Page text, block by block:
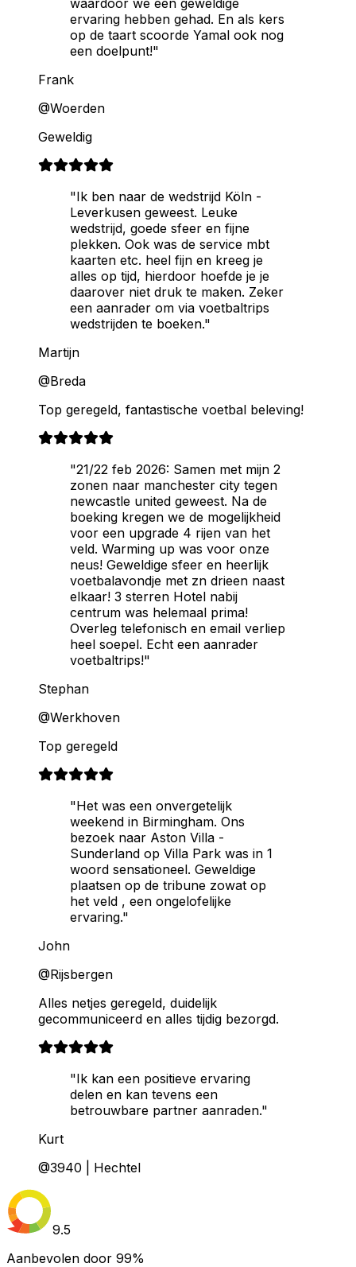
waardoor we een geweldige
ervaring hebben gehad. En als kers
op de taart scoorde Yamal ook nog
een doelpunt!"
Frank
@Woerden
Geweldig
"Ik ben naar de wedstrijd Köln -
Leverkusen geweest. Leuke
wedstrijd, goede sfeer en fijne
plekken. Ook was de service mbt
kaarten etc. heel fijn en kreeg je
alles op tijd, hierdoor hoefde je je
daarover niet druk te maken. Zeker
een aanrader om via voetbaltrips
wedstrijden te boeken."
Martijn
@Breda
Top geregeld, fantastische voetbal beleving!
"21/22 feb 2026: Samen met mijn 2
zonen naar manchester city tegen
newcastle united geweest. Na de
boeking kregen we de mogelijkheid
voor een upgrade 4 rijen van het
veld. Warming up was voor onze
neus! Geweldige sfeer en heerlijk
voetbalavondje met zn drieen naast
elkaar! 3 sterren Hotel nabij
centrum was helemaal prima!
Overleg telefonisch en email verliep
heel soepel. Echt een aanrader
voetbaltrips!"
Stephan
@Werkhoven
Top geregeld
"Het was een onvergetelijk
weekend in Birmingham. Ons
bezoek naar Aston Villa -
Sunderland op Villa Park was in 1
woord sensationeel. Geweldige
plaatsen op de tribune zowat op
het veld , een ongelofelijke
ervaring."
John
@Rijsbergen
Alles netjes geregeld, duidelijk
gecommuniceerd en alles tijdig bezorgd.
"Ik kan een positieve ervaring
delen en kan tevens een
betrouwbare partner aanraden."
Kurt
@3940 | Hechtel
9.5
Aanbevolen door 99%